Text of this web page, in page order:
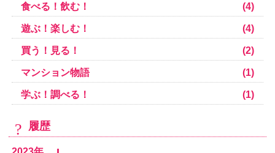
食べる！飲む！ (4)
遊ぶ！楽しむ！ (4)
買う！見る！ (2)
マンション物語 (1)
学ぶ！調べる！ (1)
履歴